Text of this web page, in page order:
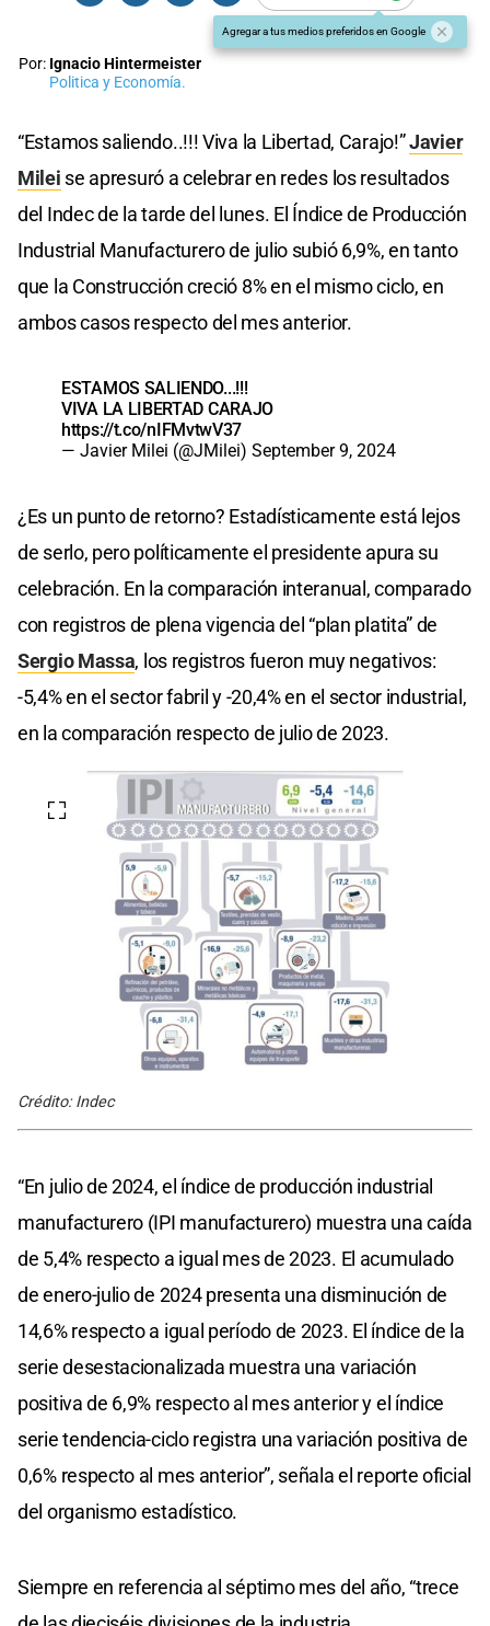
Agregar a tus medios preferidos en Google
Por: Ignacio Hintermeister
Politica y Economía.
“Estamos saliendo..!!! Viva la Libertad, Carajo!”Javier
Milei se apresuró a celebrar en redes los resultados
del Indec de la tarde del lunes. El Índice de Producción
Industrial Manufacturero de julio subió 6,9%, en tanto
que la Construcción creció 8% en el mismo ciclo, en
ambos casos respecto del mes anterior.
ESTAMOS SALIENDO...!!!
VIVA LA LIBERTAD CARAJO
https://t.co/nIFMvtwV37
— Javier Milei (@JMilei) September 9, 2024
¿Es un punto de retorno? Estadísticamente está lejos
de serlo, pero políticamente el presidente apura su
celebración. En la comparación interanual, comparado
con registros de plena vigencia del “plan platita” de
Sergio Massa, los registros fueron muy negativos:
-5,4% en el sector fabril y -20,4% en el sector industrial,
en la comparación respecto de julio de 2023.
Crédito: Indec
“En julio de 2024, el índice de producción industrial
manufacturero (IPI manufacturero) muestra una caída
de 5,4% respecto a igual mes de 2023. El acumulado
de enero-julio de 2024 presenta una disminución de
14,6% respecto a igual período de 2023. El índice de la
serie desestacionalizada muestra una variación
positiva de 6,9% respecto al mes anterior y el índice
serie tendencia-ciclo registra una variación positiva de
0,6% respecto al mes anterior”, señala el reporte oficial
del organismo estadístico.
Siempre en referencia al séptimo mes del año, “trece